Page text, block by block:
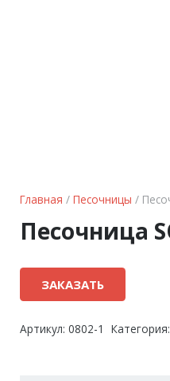
Главная / Песочницы /
Песочница
ЗАКАЗАТЬ
Артикул: 0802-1 Категория: